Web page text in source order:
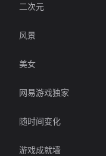
二次元
风景
美女
网易游戏独家
随时间变化
游戏成就墙